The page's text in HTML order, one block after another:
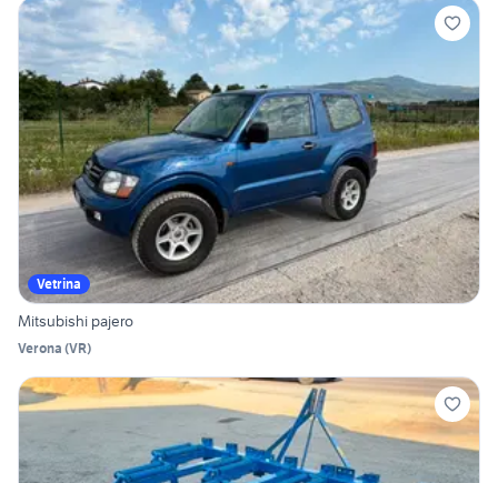
Vetrina
Mitsubishi pajero
Verona (VR)